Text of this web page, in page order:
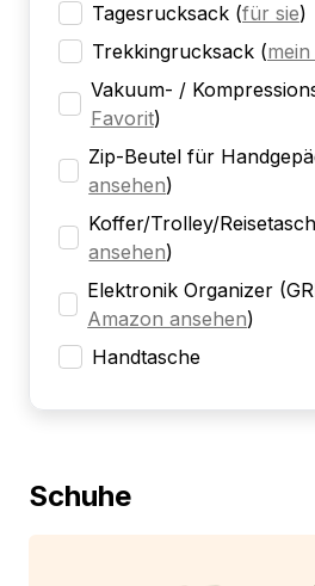
Tagesrucksack (für sie)
Trekkingrucksack (
Vakuum- /
Favorit)
Zip-Beutel für
ansehen)
Koffer/Trolley/
ansehen)
Elektronik Organizer
Amazon ansehen)
Handtasche
Schuhe